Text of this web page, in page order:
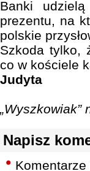
Banki
prezentu, na
polskie
Szkoda tylko,
co w kościele
Judyta
„Wyszkowiak”
Napisz